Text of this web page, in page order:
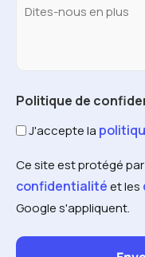
Politique de
J'accepte la
Ce site est protégé
confidentialitéet les
Google s'appliquent.